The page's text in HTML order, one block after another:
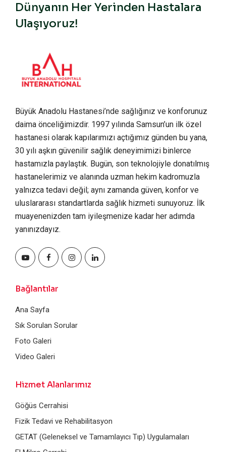
Dünyanın Her Yerinden Hastalara
Ulaşıyoruz!
Büyük Anadolu Hastanesi’nde sağlığınız ve konforunuz
daima önceliğimizdir. 1997 yılında Samsun’un ilk özel
hastanesi olarak kapılarımızı açtığımız günden bu yana,
30 yılı aşkın güvenilir sağlık deneyimimizi binlerce
hastamızla paylaştık. Bugün, son teknolojiyle donatılmış
hastanelerimiz ve alanında uzman hekim kadromuzla
yalnızca tedavi değil; aynı zamanda güven, konfor ve
uluslararası standartlarda sağlık hizmeti sunuyoruz. İlk
muayenenizden tam iyileşmenize kadar her adımda
yanınızdayız.
Bağlantılar
Ana Sayfa
Sık Sorulan Sorular
Foto Galeri
Video Galeri
Hizmet Alanlarımız
Göğüs Cerrahisi
Fizik Tedavi ve Rehabilitasyon
GETAT (Geleneksel ve Tamamlayıcı Tıp) Uygulamaları